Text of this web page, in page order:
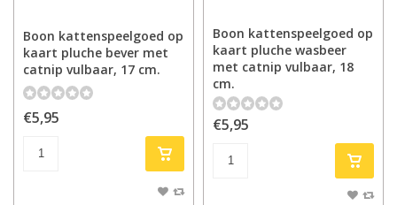
Boon kattenspeelgoed op
kaart pluche bever met
catnip vulbaar, 17 cm.
€5,95
Boon kattenspeelgoed op
kaart pluche wasbeer
met catnip vulbaar, 18
cm.
€5,95